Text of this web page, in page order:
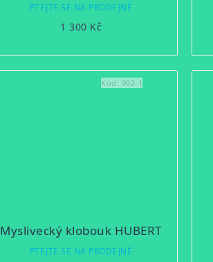
PTEJTE SE NA PRODEJNĚ
1 300 Kč
Myslivecký klobouk HUBERT
PTEJTE SE NA PRODEJNĚ
Kód: 902-1